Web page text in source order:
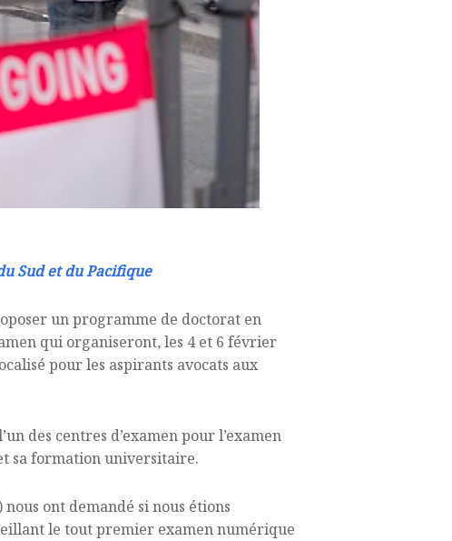
Sud et du Pacifique
un programme de doctorat en
qui organiseront, les 4 et 6 février
pour les aspirants avocats aux
des centres d’examen pour l’examen
sa formation universitaire.
nous ont demandé si nous étions
le tout premier examen numérique